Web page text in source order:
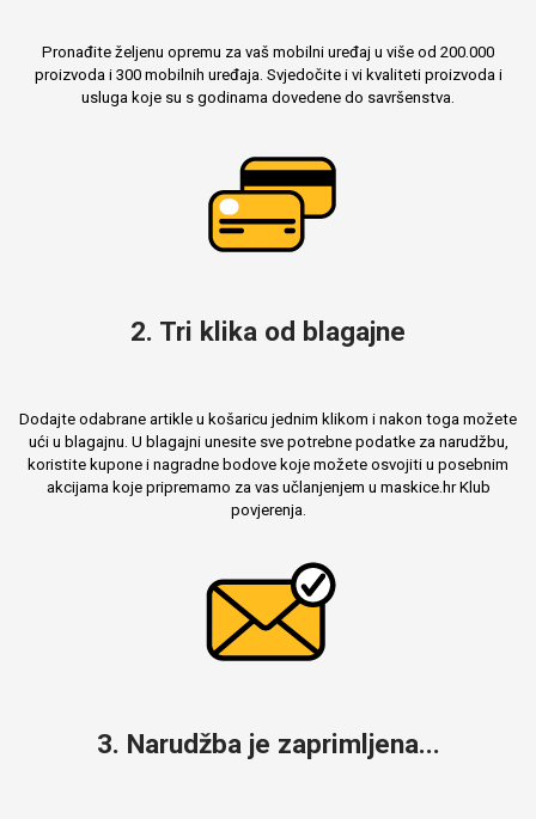
Pronađite željenu opremu za vaš mobilni uređaj u više od 200.000
proizvoda i 300 mobilnih uređaja. Svjedočite i vi kvaliteti proizvoda i
usluga koje su s godinama dovedene do savršenstva.
2. Tri klika od blagajne
Dodajte odabrane artikle u košaricu jednim klikom i nakon toga možete
ući u blagajnu. U blagajni unesite sve potrebne podatke za narudžbu,
koristite kupone i nagradne bodove koje možete osvojiti u posebnim
akcijama koje pripremamo za vas učlanjenjem u maskice.hr Klub
povjerenja.
3. Narudžba je zaprimljena...